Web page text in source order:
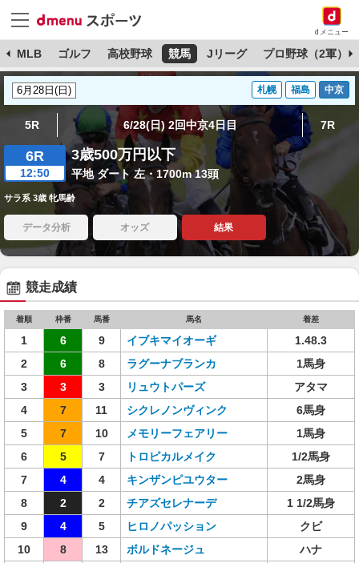
dメニュー
MLB ゴルフ 高校野球 競馬 Jリーグ プロ野球（2軍）
札幌 福島 中京
5R 6/28(日) 2回中京4日目 7R
6R
12:50
3歳500万円以下
平地 ダート 左・1700m 13頭
サラ系 3歳 牝馬齢
データ分析 オッズ 結果
競走成績
着順 枠番 馬番 馬名 着差
1 6 9 イブキマイオーギ
1.48.3
2
6 8 ラグーナブランカ
1馬身
3
3 3 リュウトパーズ
アタマ
4
7 11 シクレノンヴィンク
6馬身
5
7 10 メモリーフェアリー
1馬身
6
5 7 トロピカルメイク
1/2馬身
7
4 4 キンザンピユウター
2馬身
8
2 2 チアズセレナーデ
1 1/2馬身
9
4 5 ヒロノパッション
クビ
10
8 13 ボルドネージュ
ハナ